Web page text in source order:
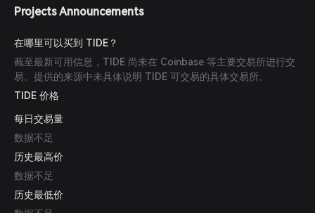
Projects Announcements
在哪里可以买到 TIDE？
截至最新可用信息，TIDE 尚未在 Coinbase 等主要交易所进行交
易。提供的来源中未具体说明 TIDE 可交易的具体交易所。
TIDE 价格
每日交易量
数据不足
历史最高价
数据不足
历史最低价